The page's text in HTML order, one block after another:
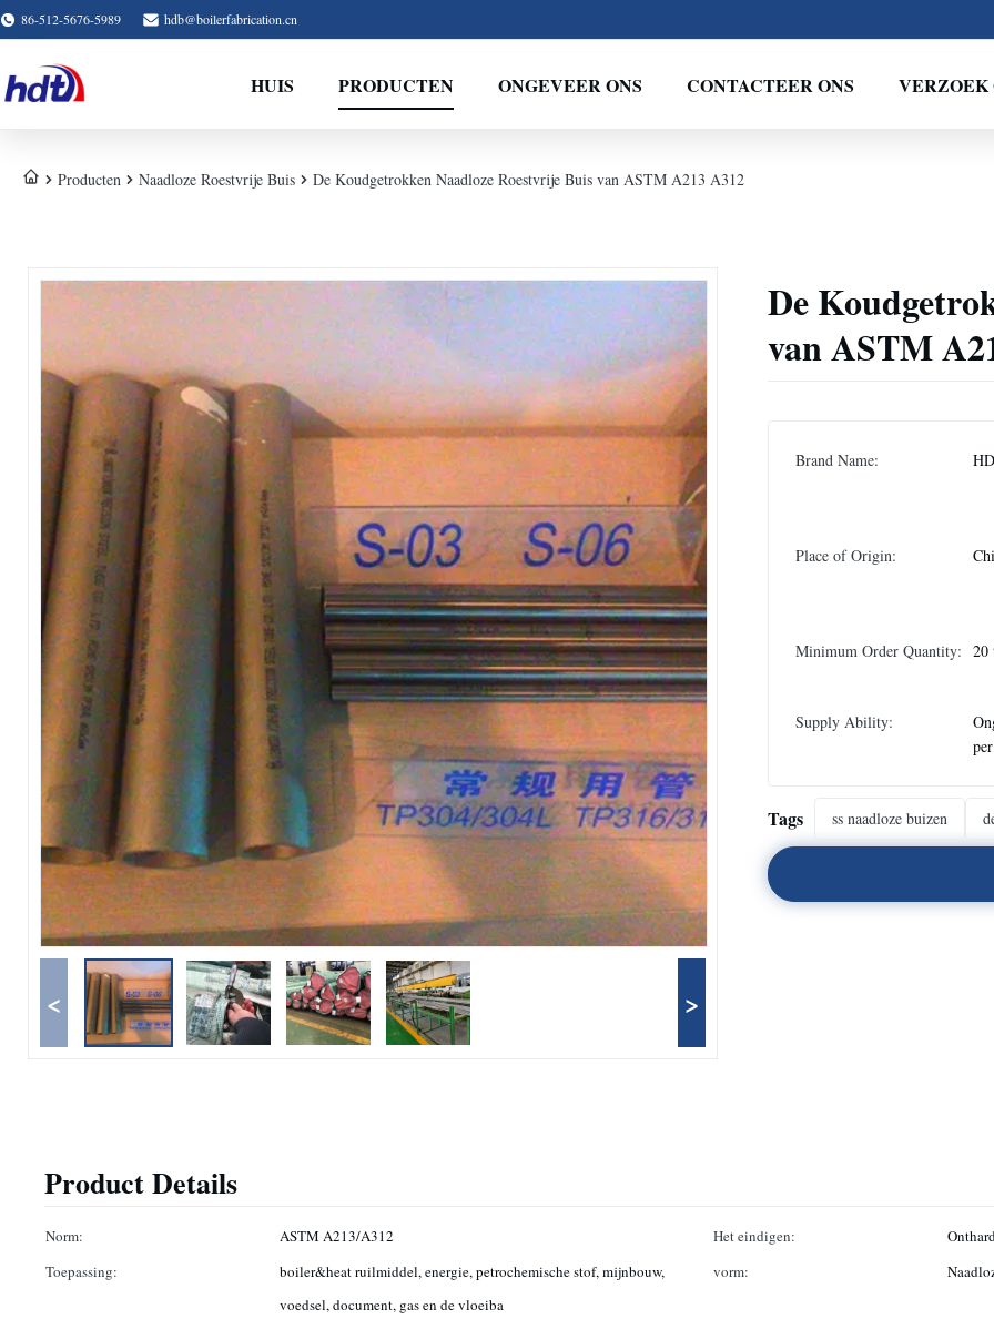
86-512-5676-5989 hdb@boilerfabrication.cn
HUIS PRODUCTEN ONGEVEER ONS CONTACTEER ONS VERZOEK
Producten Naadloze Roestvrije Buis De Koudgetrokken Naadloze Roestvrije Buis van ASTM A213 A312
< >
De
van ASTM
Brand Name:
Place of Origin:
Minimum Order Quantity: 20
Supply Ability:
Tags ss naadloze buizen
Product Details
Norm: ASTM A213/A312 Het eindigen:
Toepassing:
boiler&heat ruilmiddel, energie, petrochemische stof, mijnbouw,
voedsel, document, gas en de vloeiba
vorm: